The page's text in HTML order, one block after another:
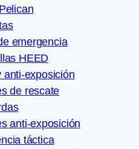
emergencia
HEED
anti-exposición
de rescate
anti-exposición
táctica